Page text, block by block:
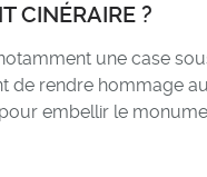
CINÉRAIRE ?
une case
rendre hommage
pour embellir le